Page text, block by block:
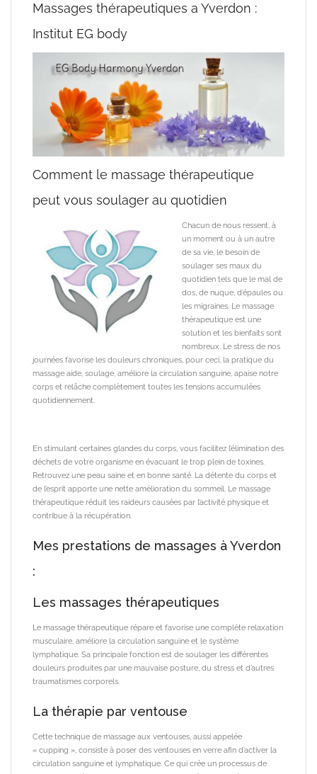
Massages thérapeutiques a Yverdon :
Institut EG body
Comment le massage thérapeutique
peut vous soulager au quotidien
Chacun de nous ressent, à
un moment ou à un autre
de sa vie, le besoin de
soulager ses maux du
quotidien tels que le mal de
dos, de nuque, d’épaules ou
les migraines. Le massage
thérapeutique est une
solution et les bienfaits sont
nombreux. Le stress de nos
journées favorise les douleurs chroniques, pour ceci, la pratique du
massage aide, soulage, améliore la circulation sanguine, apaise notre
corps et relâche complètement toutes les tensions accumulées
quotidiennement.
En stimulant certaines glandes du corps, vous facilitez l’élimination des
déchets de votre organisme en évacuant le trop plein de toxines.
Retrouvez une peau saine et en bonne santé. La détente du corps et
de l’esprit apporte une nette amélioration du sommeil. Le massage
thérapeutique réduit les raideurs causées par l’activité physique et
contribue à la récupération.
Mes prestations de massages à Yverdon
:
Les massages thérapeutiques
Le massage thérapeutique répare et favorise une complète relaxation
musculaire, améliore la circulation sanguine et le système
lymphatique. Sa principale fonction est de soulager les différentes
douleurs produites par une mauvaise posture, du stress et d’autres
traumatismes corporels.
La thérapie par ventouse
Cette technique de massage aux ventouses, aussi appelée
« cupping », consiste à poser des ventouses en verre afin d’activer la
circulation sanguine et lymphatique. Ce qui crée un processus de